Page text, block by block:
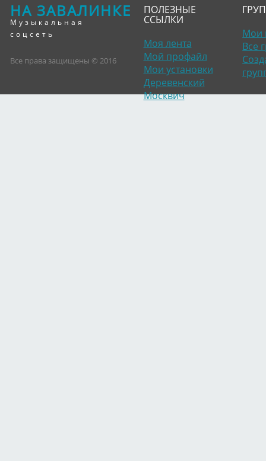
НА ЗАВАЛИНКЕ
Музыкальная
соцсеть
Все права защищены © 2016
ПОЛЕЗНЫЕ
ССЫЛКИ
Моя лента
Мой профайл
Мои установки
Деревенский
Москвич
Мои
Все